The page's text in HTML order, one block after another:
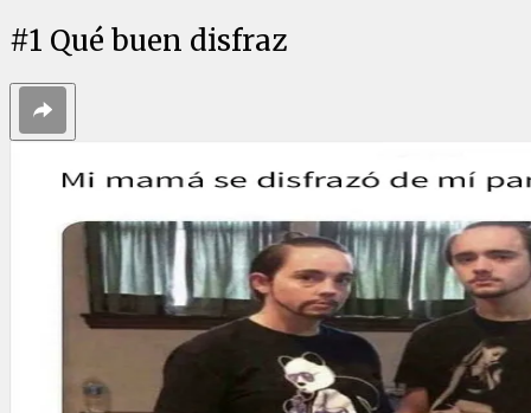
#1 Qué buen disfraz